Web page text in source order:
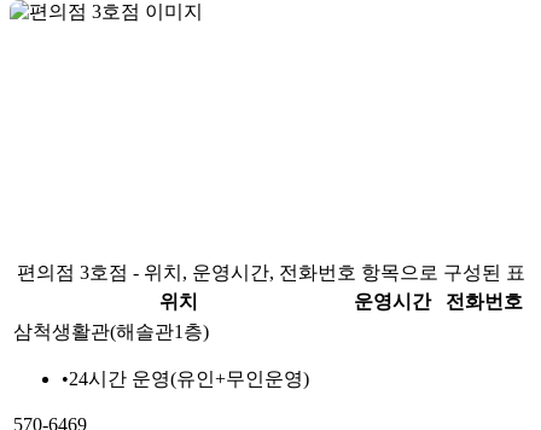
편의점 3호점 - 위치, 운영시간, 전화번호 항목으로 구성된 표
위치
운영시간
전화번호
삼척생활관(해솔관1층)
•24시간 운영(유인+무인운영)
570-6469